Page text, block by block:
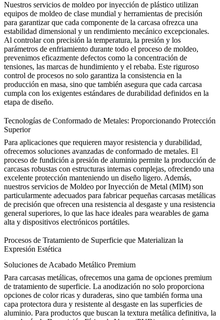
Nuestros servicios de moldeo por inyección de plástico utilizan
equipos de moldeo de clase mundial y herramientas de precisión
para garantizar que cada componente de la carcasa ofrezca una
estabilidad dimensional y un rendimiento mecánico excepcionales.
Al controlar con precisión la temperatura, la presión y los
parámetros de enfriamiento durante todo el proceso de moldeo,
prevenimos eficazmente defectos como la concentración de
tensiones, las marcas de hundimiento y el rebaba. Este riguroso
control de procesos no solo garantiza la consistencia en la
producción en masa, sino que también asegura que cada carcasa
cumpla con los exigentes estándares de durabilidad definidos en la
etapa de diseño.
Tecnologías de Conformado de Metales: Proporcionando Protección
Superior
Para aplicaciones que requieren mayor resistencia y durabilidad,
ofrecemos soluciones avanzadas de conformado de metales. El
proceso de fundición a presión de aluminio permite la producción de
carcasas robustas con estructuras internas complejas, ofreciendo una
excelente protección manteniendo un diseño ligero. Además,
nuestros servicios de Moldeo por Inyección de Metal (MIM) son
particularmente adecuados para fabricar pequeñas carcasas metálicas
de precisión que ofrecen una resistencia al desgaste y una resistencia
general superiores, lo que las hace ideales para wearables de gama
alta y dispositivos electrónicos portátiles.
Procesos de Tratamiento de Superficie que Materializan la
Expresión Estética
Soluciones de Acabado Metálico Premium
Para carcasas metálicas, ofrecemos una gama de opciones premium
de tratamiento de superficie. La anodización no solo proporciona
opciones de color ricas y duraderas, sino que también forma una
capa protectora dura y resistente al desgaste en las superficies de
aluminio. Para productos que buscan la textura metálica definitiva, la